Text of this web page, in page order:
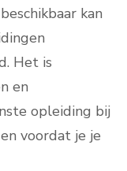
kan
Het is
en
opleiding bij
voordat je je